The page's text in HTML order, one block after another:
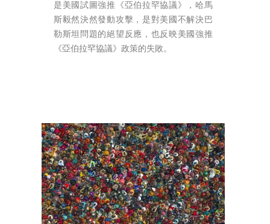
是美國試圖強推《亞伯拉罕協議》，哈馬
斯毅然決然發動攻擊，是對美國不解決巴
勒斯坦問題的絕望反應，也反映美國強推
《亞伯拉罕協議》政策的失敗。